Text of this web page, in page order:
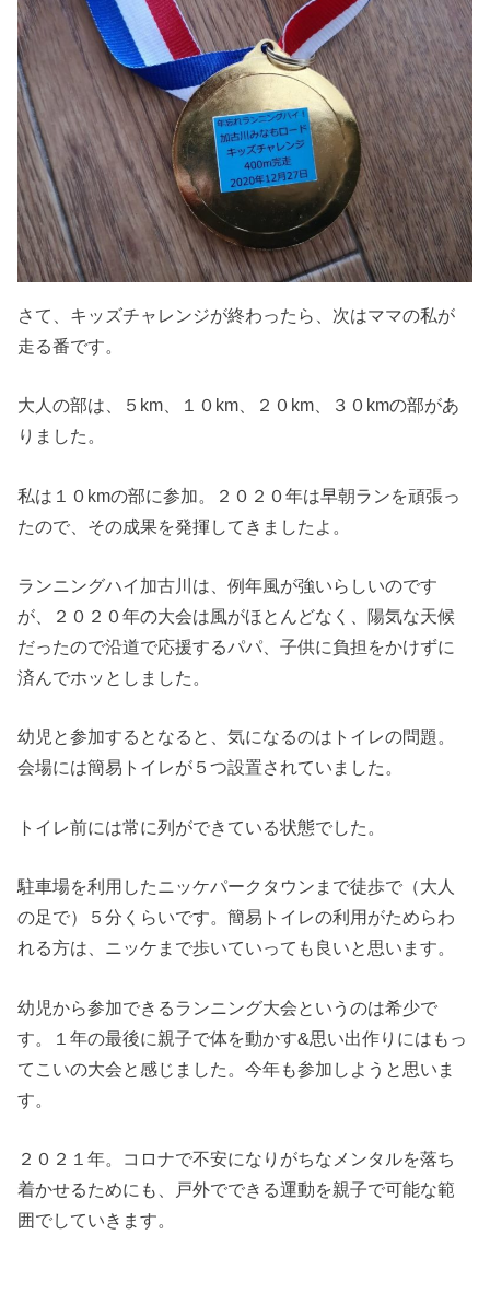
さて、キッズチャレンジが終わったら、次はママの私が
走る番です。
大人の部は、５km、１０km、２０km、３０kmの部があ
りました。
私は１０kmの部に参加。２０２０年は早朝ランを頑張っ
たので、その成果を発揮してきましたよ。
ランニングハイ加古川は、例年風が強いらしいのです
が、２０２０年の大会は風がほとんどなく、陽気な天候
だったので沿道で応援するパパ、子供に負担をかけずに
済んでホッとしました。
幼児と参加するとなると、気になるのはトイレの問題。
会場には簡易トイレが５つ設置されていました。
トイレ前には常に列ができている状態でした。
駐車場を利用したニッケパークタウンまで徒歩で（大人
の足で）５分くらいです。簡易トイレの利用がためらわ
れる方は、ニッケまで歩いていっても良いと思います。
幼児から参加できるランニング大会というのは希少で
す。１年の最後に親子で体を動かす&思い出作りにはもっ
てこいの大会と感じました。今年も参加しようと思いま
す。
２０２１年。コロナで不安になりがちなメンタルを落ち
着かせるためにも、戸外でできる運動を親子で可能な範
囲でしていきます。